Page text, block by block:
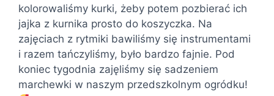
kolorowaliśmy kurki, żeby potem pozbierać ich
jajka z kurnika prosto do koszyczka. Na
zajęciach z rytmiki bawiliśmy się instrumentami
i razem tańczyliśmy, było bardzo fajnie. Pod
koniec tygodnia zajęliśmy się sadzeniem
marchewki w naszym przedszkolnym ogródku!